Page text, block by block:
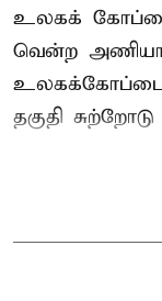
உலகக்
வென்ற
உலகக்கோப்பை
தகுதி